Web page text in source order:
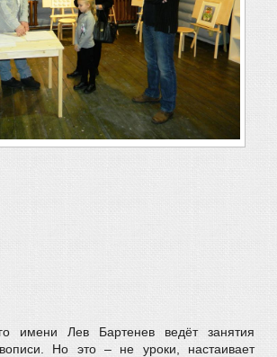
имени Лев Бартенев ведёт занятия
Но это – не уроки, настаивает